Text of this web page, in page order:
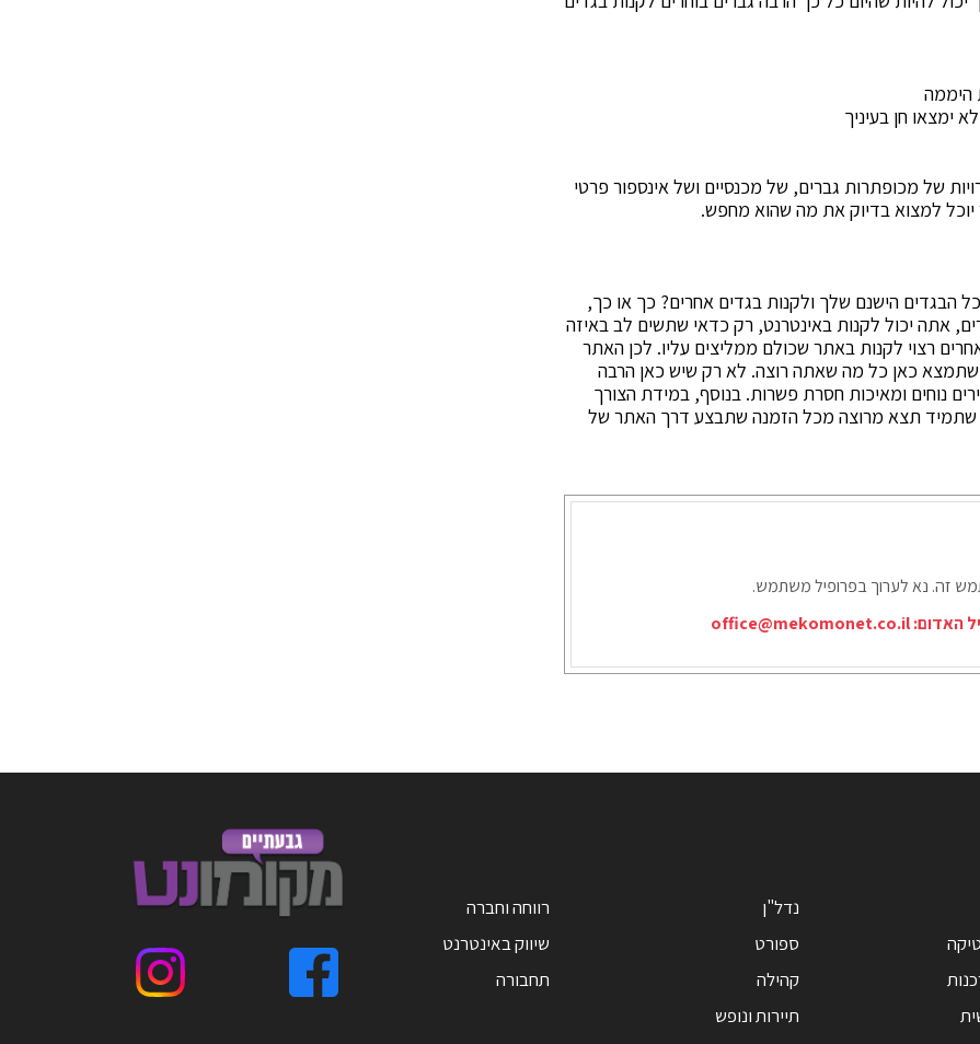
היממה
ימצאו חן בעיניך
של מכופתרות גברים, של מכנסיים ושל אינספור פרטי
יוכל למצוא בדיוק את מה שהוא מחפש.
הבגדים הישנם שלך ולקנות בגדים אחרים? כך או כך,
אתה יכול לקנות באינטרנט, רק כדאי שתשים לב באיזה
רצוי לקנות באתר שכולם ממליצים עליו. לכן האתר
כאן כל מה שאתה רוצה. לא רק שיש כאן הרבה
נוחים ומאיכות חסרת פשרות. בנוסף, במידת הצורך
שתמיד תצא מרוצה מכל הזמנה שתבצע דרך האתר של
זה. נא לערוך בפרופיל משתמש.
האדום:office@mekomonet.co.il
נדל"ן
ספורט
קהילה
תיירות ונופש
רווחה וחברה
שיווק באינטרנט
תחבורה